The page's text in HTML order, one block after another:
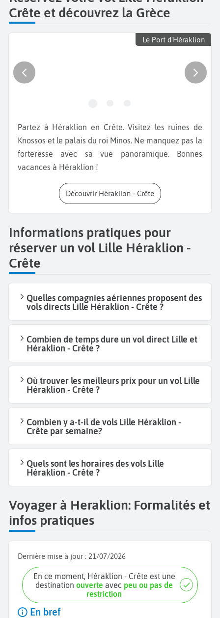
Crête et découvrez la Grèce
Le Port d'Héraklion
Partez à Héraklion en Crête. Visitez les ruines de
Knossos et le palais du roi Minos. Ne manquez pas la
forteresse avec sa vue panoramique. Bonnes
vacances à Héraklion !
Découvrir Héraklion - Crête
Informations pratiques pour
réserver un vol Lille Héraklion -
Crête
Quelles compagnies aériennes proposent des
vols directs Lille Héraklion - Crête ?
Combien de temps dure un vol direct Lille et
Héraklion - Crête ?
Où trouver les meilleurs prix pour un vol Lille
Héraklion - Crête ?
Combien y a-t-il de vols Lille Héraklion -
Crête par semaine?
Quels sont les horaires des vols Lille
Héraklion - Crête ?
Voyager à Heraklion: Formalités et
infos pratiques
Dernière mise à jour : 21/07/2026
En ce moment, Héraklion - Crête est une
destinationouverte avec peu ou pas de
restriction
En bref